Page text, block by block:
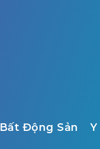
Bất Động Sản